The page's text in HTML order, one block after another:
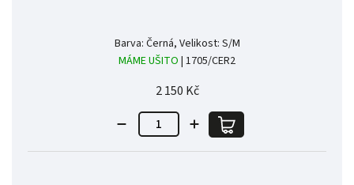
Barva: Černá, Velikost: S/M
MÁME UŠITO | 1705/CER2
2 150 Kč